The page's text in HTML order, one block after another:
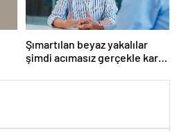
Şımartılan beyaz yakalılar
şimdi acımasız gerçekle karşı